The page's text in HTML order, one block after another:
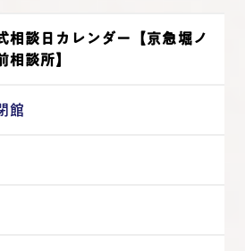
相談日カレンダー【京急堀ノ
相談所】
館